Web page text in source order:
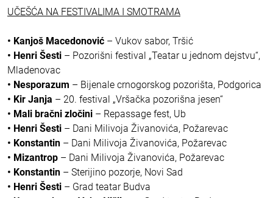
UČEŠĆA NA FESTIVALIMA I SMOTRAMA
• Kanjoš Macedonović – Vukov sabor, Tršić
• Henri Šesti – Pozorišni festival „Teatar u jednom dejstvu“,
Mladenovac
• Nesporazum – Bijenale crnogorskog pozorišta, Podgorica
• Kir Janja – 20. festival „Vršačka pozorišna jesen“
• Mali bračni zločini – Repassage fest, Ub
• Henri Šesti – Dani Milivoja Živanovića, Požarevac
• Konstantin – Dani Milivoja Živanovića, Požarevac
• Mizantrop – Dani Milivoja Živanovića, Požarevac
• Konstantin – Sterijino pozorje, Novi Sad
• Henri Šesti – Grad teatar Budva